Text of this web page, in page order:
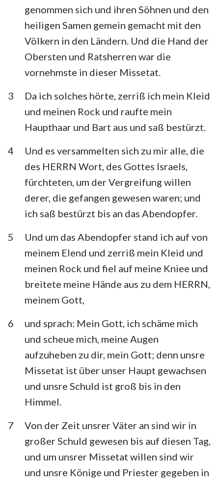
Obadja Jona
Micha Nahum
Habakuk
Haggai Sacharja
Maleachi
genommen sich und ihren Söhnen und den
heiligen Samen gemein gemacht mit den
Völkern in den Ländern. Und die Hand der
Obersten und Ratsherren war die
vornehmste in dieser Missetat.
3
Da ich solches hörte, zerriß ich mein Kleid
und meinen Rock und raufte mein
Haupthaar und Bart aus und saß bestürzt.
4
Und es versammelten sich zu mir alle, die
des HERRN Wort, des Gottes Israels,
fürchteten, um der Vergreifung willen
derer, die gefangen gewesen waren; und
ich saß bestürzt bis an das Abendopfer.
5
Und um das Abendopfer stand ich auf von
meinem Elend und zerriß mein Kleid und
meinen Rock und fiel auf meine Kniee und
breitete meine Hände aus zu dem HERRN,
meinem Gott,
6
und sprach: Mein Gott, ich schäme mich
und scheue mich, meine Augen
aufzuheben zu dir, mein Gott; denn unsre
Missetat ist über unser Haupt gewachsen
und unsre Schuld ist groß bis in den
Himmel.
7
Von der Zeit unsrer Väter an sind wir in
großer Schuld gewesen bis auf diesen Tag,
und um unsrer Missetat willen sind wir
und unsre Könige und Priester gegeben in